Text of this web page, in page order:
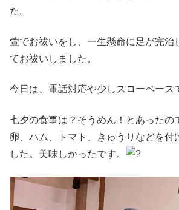
た。
萱でお祓いをし、一生懸命に足が完治
てお祓いしました。
今日は、電話対応や少しスローペース
七夕の食事は？そうめん！とあったの
卵、ハム、トマト、きゅうりなどを付
した。美味しかったです。